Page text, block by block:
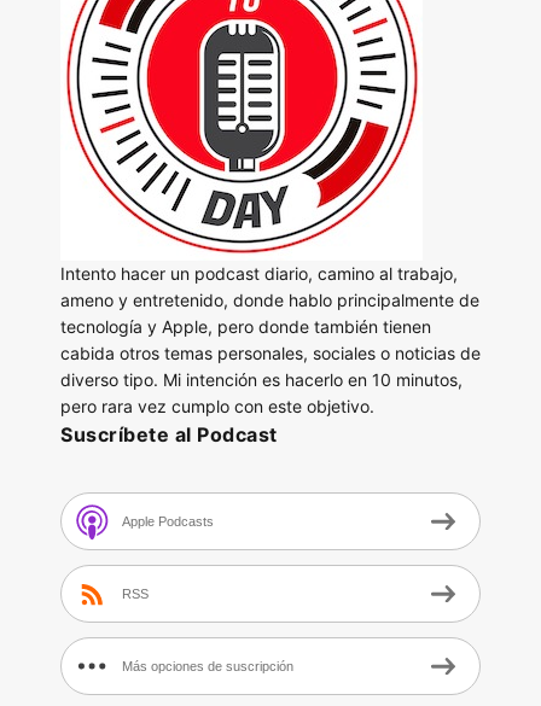
Intento hacer un podcast diario, camino al trabajo,
ameno y entretenido, donde hablo principalmente de
tecnología y Apple, pero donde también tienen
cabida otros temas personales, sociales o noticias de
diverso tipo. Mi intención es hacerlo en 10 minutos,
pero rara vez cumplo con este objetivo.
Suscríbete al Podcast
Apple Podcasts
RSS
Más opciones de suscripción